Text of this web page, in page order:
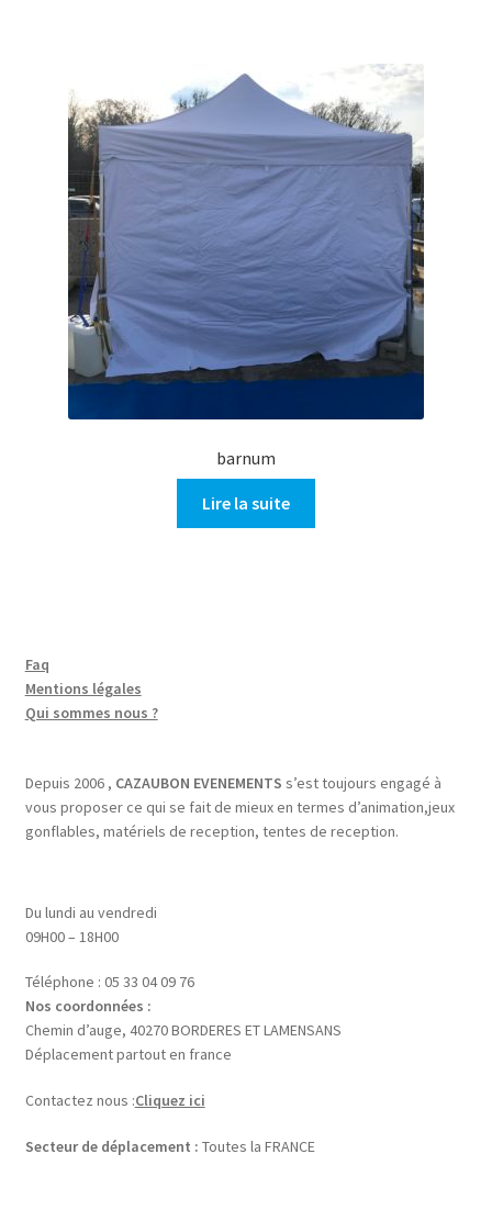
barnum
Lire la suite
Faq
Mentions légales
Qui sommes nous ?
Depuis 2006 , CAZAUBON EVENEMENTS s’est toujours engagé à
vous proposer ce qui se fait de mieux en termes d’animation,jeux
gonflables, matériels de reception, tentes de reception.
Du lundi au vendredi
09H00 – 18H00
Téléphone : 05 33 04 09 76
Nos coordonnées :
Chemin d’auge, 40270 BORDERES ET LAMENSANS
Déplacement partout en france
Contactez nous :Cliquez ici
Secteur de déplacement : Toutes la FRANCE